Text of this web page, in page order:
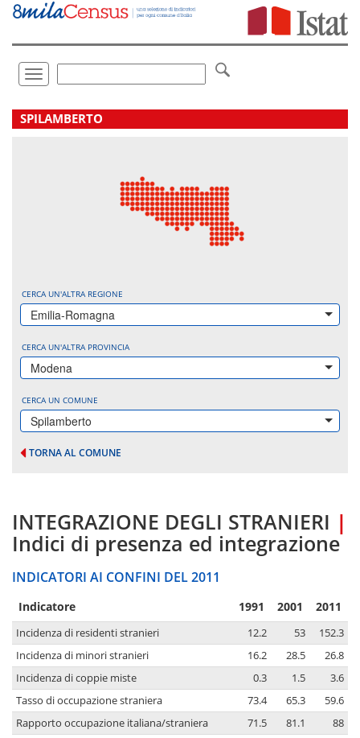
Vai
direttamente
Toggle
navigation
.
SPILAMBERTO
CERCA UN'ALTRA REGIONE
Emilia-Romagna
CERCA UN'ALTRA PROVINCIA
Modena
CERCA UN COMUNE
Spilamberto
TORNA AL COMUNE
INTEGRAZIONE DEGLI STRANIERI |
Indici di presenza ed integrazione
INDICATORI AI CONFINI DEL 2011
Indicatore 1991 2001 2011
Incidenza di residenti stranieri 12.2 53
152.3
Incidenza di minori stranieri
16.2 28.5
26.8
Incidenza di coppie miste
0.3 1.5
3.6
Tasso di occupazione straniera
73.4 65.3
59.6
Rapporto occupazione italiana/straniera
71.5 81.1
88